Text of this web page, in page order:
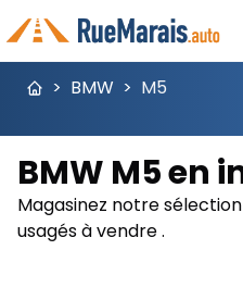
> BMW > M5
BMW M5 en
Magasinez notre
usagés à vendre .